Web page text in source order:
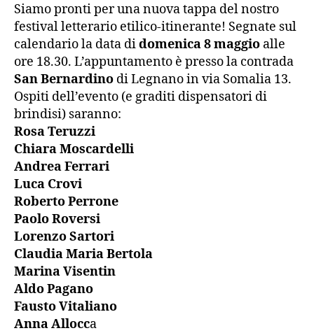
Siamo pronti per una nuova tappa del nostro
festival letterario etilico-itinerante! Segnate sul
calendario la data didomenica 8 maggio alle
ore 18.30. L’appuntamento è presso la contrada
San Bernardino di Legnano in via Somalia 13.
Ospiti dell’evento (e graditi dispensatori di
brindisi) saranno:
Rosa Teruzzi
Chiara Moscardelli
Andrea Ferrari
Luca Crovi
Roberto Perrone
Paolo Roversi
Lorenzo Sartori
Claudia Maria Bertola
Marina Visentin
Aldo Pagano
Fausto Vitaliano
Anna Allocca